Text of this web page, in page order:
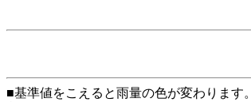
■基準値をこえると雨量の色が変わります。